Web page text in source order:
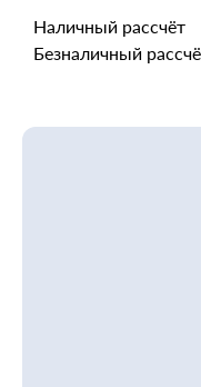
Наличный рассчёт
Безналичный